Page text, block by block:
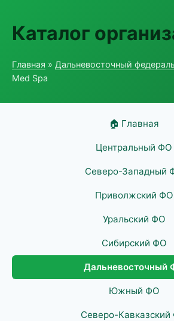
Каталог
Главная » Дальневосточный
Med Spa
🏠 Главная
Центральный ФО
Северо-Западный
Приволжский ФО
Уральский ФО
Сибирский ФО
Дальневосточный
Южный ФО
Северо-